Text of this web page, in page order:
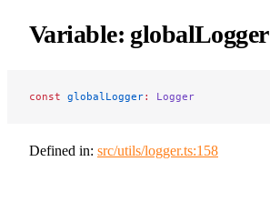
Variable: globalLogger
const globalLogger: Logger
Defined in: src/utils/logger.ts:158